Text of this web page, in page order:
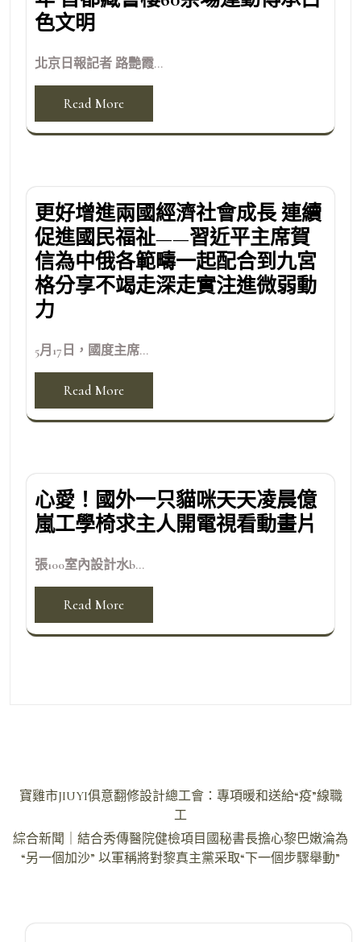
色文明
北京日報記者 路艷霞...
Read More
更好增進兩國經濟社會成長 連續
促進國民福祉——習近平主席賀
信為中俄各範疇一起配合到九宮
格分享不竭走深走實注進微弱動
力
5月17日，國度主席...
Read More
心愛！國外一只貓咪天天凌晨億
嵐工學椅求主人開電視看動畫片
張100室內設計水b...
Read More
文
導
覽
寶雞市JIUYI俱意翻修設計總工會：專項暖和送給“疫”線職
工
綜合新聞｜結合秀傳醫院健檢項目國秘書長擔心黎巴嫩淪為
“另一個加沙” 以軍稱將對黎真主黨采取“下一個步驟舉動”